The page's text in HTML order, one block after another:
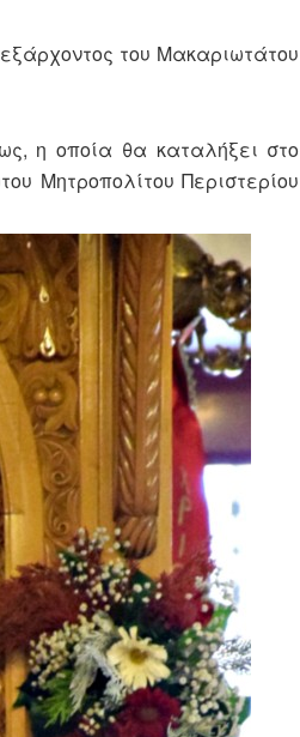
του Μακαριωτάτου
η οποία θα καταλήξει στο
Μητροπολίτου Περιστερίου